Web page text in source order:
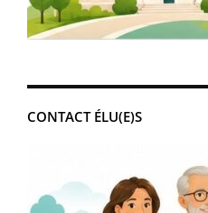
CONTACT ÉLU(E)S